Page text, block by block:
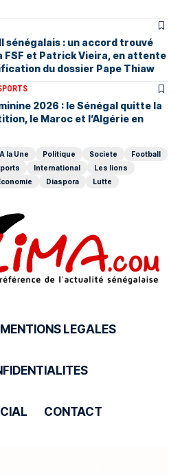
sénégalais : un accord trouvé
FSF et Patrick Vieira, en attente
du dossier Pape Thiaw
2026 : le Sénégal quitte la
le Maroc et l’Algérie en
A la Une Politique Societe
Football
International
Les lions
Diaspora Lutte
MENTIONS LEGALES
CONTACT